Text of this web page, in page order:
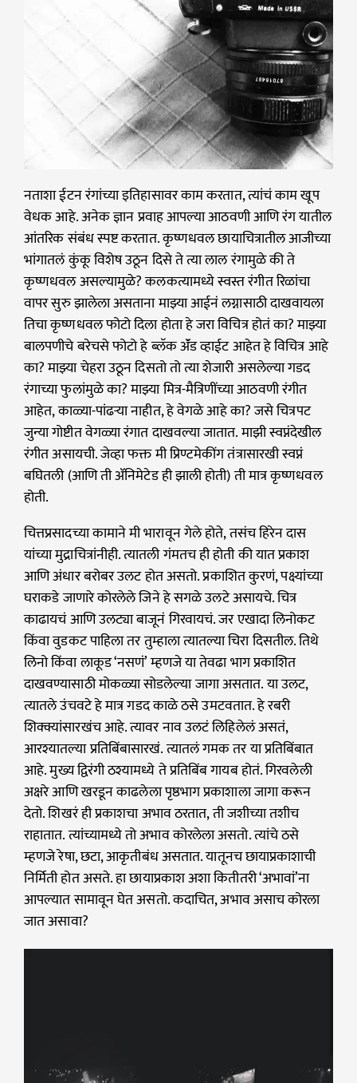
नताशा ईटन रंगांच्या इतिहासावर काम करतात, त्यांचं काम खूप
वेधक आहे. अनेक ज्ञान प्रवाह आपल्या आठवणी आणि रंग यातील
आंतरिक संबंध स्पष्ट करतात. कृष्णधवल छायाचित्रातील आजीच्या
भांगातलं कुंकू विशेष उठून दिसे ते त्या लाल रंगामुळे की ते
कृष्णधवल असल्यामुळे? कलकत्यामध्ये स्वस्त रंगीत रिळांचा
वापर सुरु झालेला असताना माझ्या आईनं लग्नासाठी दाखवायला
तिचा कृष्णधवल फोटो दिला होता हे जरा विचित्र होतं का? माझ्या
बालपणीचे बरेचसे फोटो हे ब्लॅक ॲंड व्हाईट आहेत हे विचित्र आहे
का? माझ्या चेहरा उठून दिसतो तो त्या शेजारी असलेल्या गडद
रंगाच्या फुलांमुळे का? माझ्या मित्र-मैत्रिणींच्या आठवणी रंगीत
आहेत, काळ्या-पांढऱ्या नाहीत, हे वेगळे आहे का? जसे चित्रपट
जुन्या गोष्टीत वेगळ्या रंगात दाखवल्या जातात. माझी स्वप्नंदेखील
रंगीत असायची. जेव्हा फक्त मी प्रिण्टमेकींग तंत्रासारखी स्वप्नं
बघितली (आणि ती ॲनिमेटेड ही झाली होती) ती मात्र कृष्णधवल
होती.
चित्तप्रसादच्या कामाने मी भारावून गेले होते, तसंच हिरेन दास
यांच्या मुद्राचित्रांनीही. त्यातली गंमतच ही होती की यात प्रकाश
आणि अंधार बरोबर उलट होत असतो. प्रकाशित कुरणं, पक्ष्यांच्या
घराकडे जाणारे कोरलेले जिने हे सगळे उलटे असायचे. चित्र
काढायचं आणि उलट्या बाजूनं गिरवायचं. जर एखादा लिनोकट
किंवा वुडकट पाहिला तर तुम्हाला त्यातल्या चिरा दिसतील. तिथे
लिनो किंवा लाकूड ‘नसणं’ म्हणजे या तेवढा भाग प्रकाशित
दाखवण्यासाठी मोकळ्या सोडलेल्या जागा असतात. या उलट,
त्यातले उंचवटे हे मात्र गडद काळे ठसे उमटवतात. हे रबरी
शिक्क्यांसारखंच आहे. त्यावर नाव उलटं लिहिलेलं असतं,
आरश्यातल्या प्रतिबिंबासारखं. त्यातलं गमक तर या प्रतिबिंबात
आहे. मुख्य द्विरंगी ठश्यामध्ये ते प्रतिबिंब गायब होतं. गिरवलेली
अक्षरे आणि खरडून काढलेला पृष्ठभाग प्रकाशाला जागा करून
देतो. शिखरं ही प्रकाशचा अभाव ठरतात, ती जशीच्या तशीच
राहातात. त्यांच्यामध्ये तो अभाव कोरलेला असतो. त्यांचे ठसे
म्हणजे रेषा, छटा, आकृतीबंध असतात. यातूनच छायाप्रकाशाची
निर्मिती होत असते. हा छायाप्रकाश अशा कितीतरी ‘अभावां’ना
आपल्यात सामावून घेत असतो. कदाचित, अभाव असाच कोरला
जात असावा?